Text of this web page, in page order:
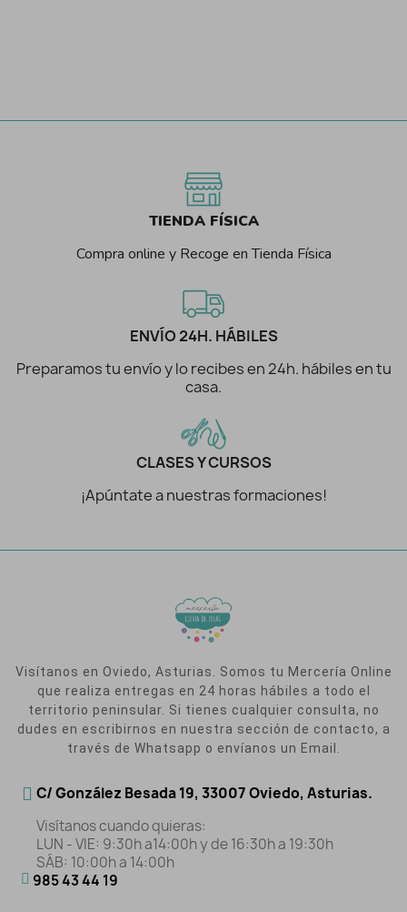
TIENDA FÍSICA
Compra online y Recoge en Tienda Física
ENVÍO 24H. HÁBILES
Preparamos tu envío y lo recibes en 24h. hábiles en tu
casa.
CLASES Y CURSOS
¡Apúntate a nuestras formaciones!
Visítanos en Oviedo, Asturias. Somos tu Mercería Online
que realiza entregas en 24 horas hábiles a todo el
territorio peninsular. Si tienes cualquier consulta, no
dudes en escribirnos en nuestra sección de contacto, a
través de Whatsapp o envíanos un Email.
C/ González Besada 19, 33007 Oviedo, Asturias.
Visítanos cuando quieras:
LUN - VIE: 9:30h a14:00h y de 16:30h a 19:30h
SÁB: 10:00h a 14:00h
985 43 44 19